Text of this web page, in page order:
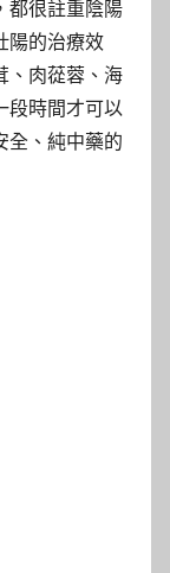
都很註重陰陽
陽的治療效
、肉蓯蓉、海
段時間才可以
全、純中藥的